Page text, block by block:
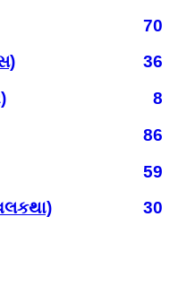
70
36
8
86
59
30